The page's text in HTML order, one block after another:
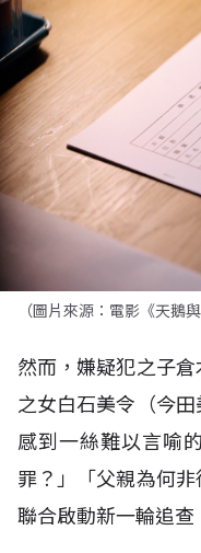
（圖片來源：電影《天鵝
然而，嫌疑犯之子
之女白石美令（今
感到一絲難以言喻
罪？」「父親為何
聯合啟動新一輪追